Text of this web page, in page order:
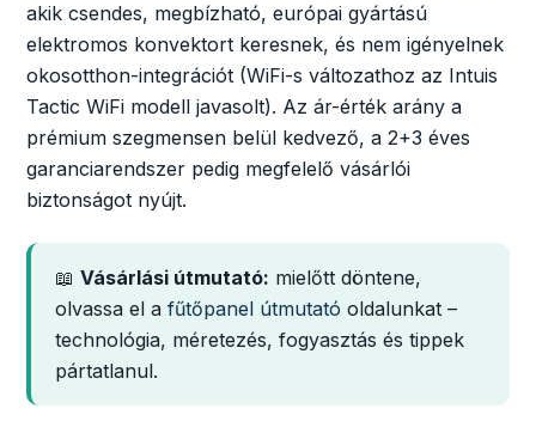
akik csendes, megbízható, európai gyártású
elektromos konvektort keresnek, és nem igényelnek
okosotthon-integrációt (WiFi-s változathoz az Intuis
Tactic WiFi modell javasolt). Az ár-érték arány a
prémium szegmensen belül kedvező, a 2+3 éves
garanciarendszer pedig megfelelő vásárlói
biztonságot nyújt.
📖 Vásárlási útmutató: mielőtt döntene,
olvassa el a fűtőpanel útmutató oldalunkat –
technológia, méretezés, fogyasztás és tippek
pártatlanul.